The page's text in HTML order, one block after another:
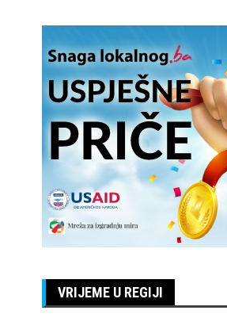
VRIJEME U REGIJI